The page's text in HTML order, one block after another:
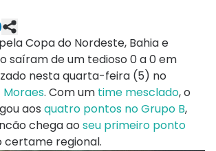
Copa do Nordeste, Bahia e
saíram de um tedioso 0 a 0 em
nesta quarta-feira (5) no
. Com um time mesclado, o
aos quatro pontos no Grupo B,
chega ao seu primeiro ponto
certame regional.